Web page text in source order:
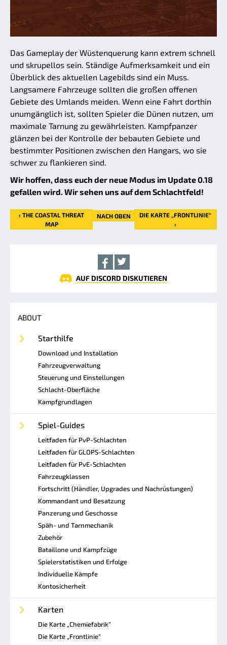
Das Gameplay der Wüstenquerung kann extrem schnell
und skrupellos sein. Ständige Aufmerksamkeit und ein
Überblick des aktuellen Lagebilds sind ein Muss.
Langsamere Fahrzeuge sollten die großen offenen
Gebiete des Umlands meiden. Wenn eine Fahrt dorthin
unumgänglich ist, sollten Spieler die Dünen nutzen, um
maximale Tarnung zu gewährleisten. Kampfpanzer
glänzen bei der Kontrolle der bebauten Gebiete und
bestimmter Positionen zwischen den Hangars, wo sie
schwer zu flankieren sind.
Wir hoffen, dass euch der neue Modus im Update 0.18
gefallen wird. Wir sehen uns auf dem Schlachtfeld!
‹ THE COASTAL THREAT
MAP
NACH OBEN
DIE KARTE „FRONTLINIE“
›
AUF DISCORD DISKUTIEREN
ABOUT
Starthilfe
Download und Installation
Fahrzeugverwaltung
Steuerung und Einstellungen
Schlacht-Oberfläche
Kampfgrundlagen
Spiel-Guides
Leitfaden für PvP-Schlachten
Leitfaden für GLOPS-Schlachten
Leitfaden für PvE-Schlachten
Fahrzeugklassen
Fortschritt (Händler, Upgrades und Nachrüstungen)
Kommandant und Besatzung
Panzerung und Geschosse
Späh- und Tarnmechanik
Zubehör
Bataillone und Kampfzüge
Spielerstatistiken und Erfolge
Individuelle Kämpfe
Kontosicherheit
Karten
Die Karte „Chemiefabrik“
Die Karte „Frontlinie“